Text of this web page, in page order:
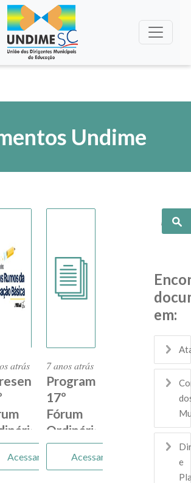
Undime
atrás
SC
Acessar
7 anos atrás
Programação
17º
Fórum
Ordinário
da
Undime/SC
Acessar
em:
e